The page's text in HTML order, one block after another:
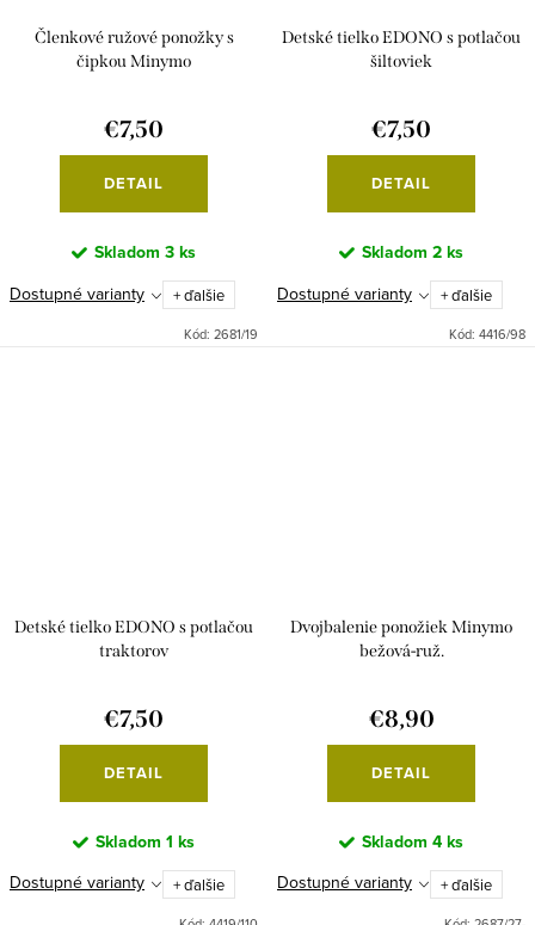
Členkové ružové ponožky s
čipkou Minymo
€7,50
DETAIL
Skladom 3 ks
Dostupné varianty + ďalšie
Kód: 2681/19
Detské tielko EDONO s potlačou
šiltoviek
€7,50
DETAIL
Skladom 2 ks
Dostupné varianty + ďalšie
Kód: 4416/98
Detské tielko EDONO s potlačou
traktorov
€7,50
DETAIL
Skladom 1 ks
Dostupné varianty + ďalšie
Dvojbalenie ponožiek Minymo
bežová-ruž.
€8,90
DETAIL
Skladom 4 ks
Dostupné varianty + ďalšie